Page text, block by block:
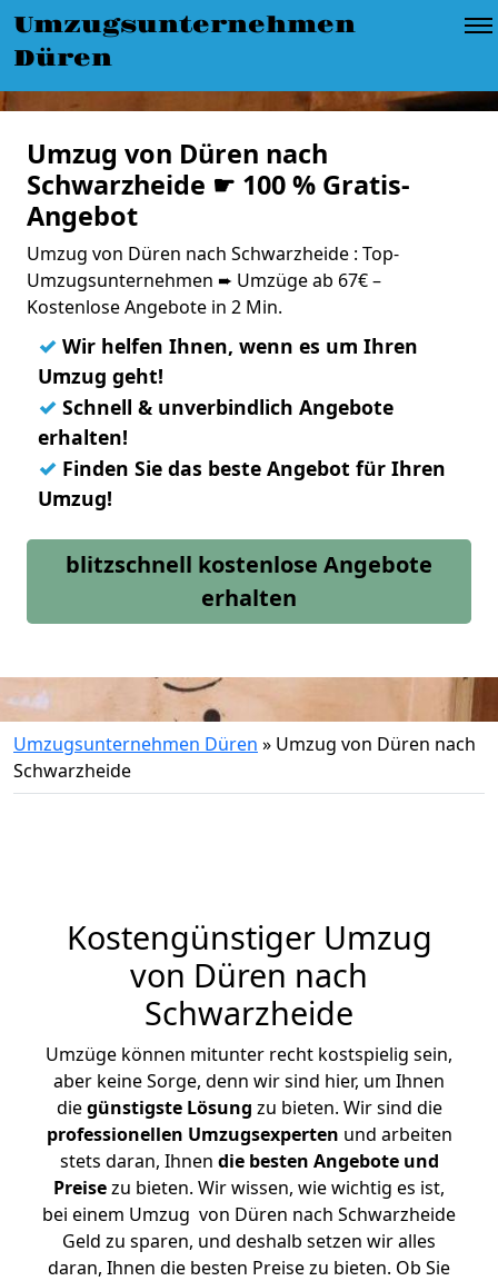
Umzugsunternehmen
Düren
Umzug von Düren nach
Schwarzheide ☛ 100 % Gratis-
Angebot
Umzug von Düren nach Schwarzheide : Top-
Umzugsunternehmen ➨ Umzüge ab 67€ –
Kostenlose Angebote in 2 Min.
✓ Wir helfen Ihnen, wenn es um Ihren
Umzug geht!
✓ Schnell & unverbindlich Angebote
erhalten!
✓ Finden Sie das beste Angebot für Ihren
Umzug!
blitzschnell kostenlose Angebote
erhalten
Umzugsunternehmen Düren » Umzug von Düren nach
Schwarzheide
Kostengünstiger Umzug
von Düren nach
Schwarzheide
Umzüge können mitunter recht kostspielig sein,
aber keine Sorge, denn wir sind hier, um Ihnen
diegünstigste Lösung zu bieten. Wir sind die
professionellen Umzugsexperten und arbeiten
stets daran, Ihnen die besten Angebote und
Preisezu bieten. Wir wissen, wie wichtig es ist,
bei einem Umzug von Düren nach Schwarzheide
Geld zu sparen, und deshalb setzen wir alles
daran, Ihnen die besten Preise zu bieten. Ob Sie